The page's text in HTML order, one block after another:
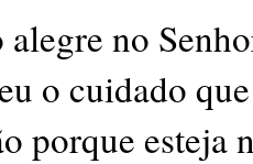
no
o cuidado
porque esteja